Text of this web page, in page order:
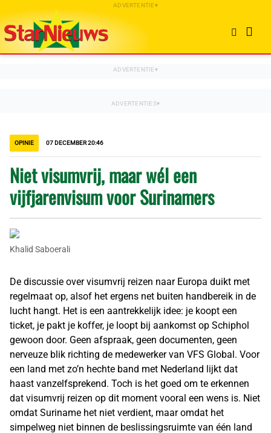
OPINIE 07 DECEMBER 20:46
Niet visumvrij, maar wél een
vijfjarenvisum voor Surinamers
Khalid Saboerali
De discussie over visumvrij reizen naar Europa duikt met
regelmaat op, alsof het ergens net buiten handbereik in de
lucht hangt. Het is een aantrekkelijk idee: je koopt een
ticket, je pakt je koffer, je loopt bij aankomst op Schiphol
gewoon door. Geen afspraak, geen documenten, geen
nerveuze blik richting de medewerker van VFS Global. Voor
een land met zo’n hechte band met Nederland lijkt dat
haast vanzelfsprekend. Toch is het goed om te erkennen
dat visumvrij reizen op dit moment vooral een wens is. Niet
omdat Suriname het niet verdient, maar omdat het
simpelweg niet binnen de beslissingsruimte van één land